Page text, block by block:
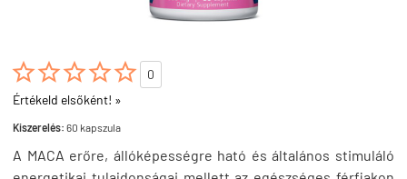

0
Értékeld elsőként! »
Kiszerelés: 60 kapszula
A MACA erőre, állóképességre ható és általános stimuláló